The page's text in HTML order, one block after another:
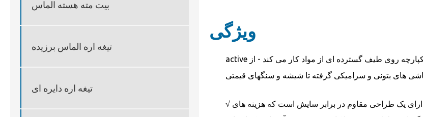
بیت مته هسته الماس
تیغه اره الماس برزیده
تیغه اره دایره ای
active یکپارچه روی طیف گسترده ای از مواد کار می کند - از
√ دارای یک طراحی مقاوم در برابر سایش است که هزینه های